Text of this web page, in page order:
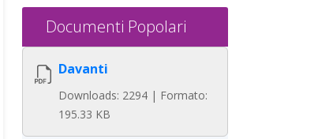
Documenti Popolari
Davanti
Downloads: 2294 | Formato:
195.33 KB